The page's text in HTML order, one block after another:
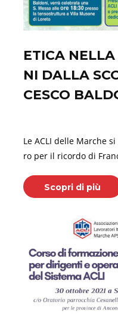
ETICA
NI DALLA
CESCO
Le ACLI delle Marche
ro per il ricordo di
Scopri di più